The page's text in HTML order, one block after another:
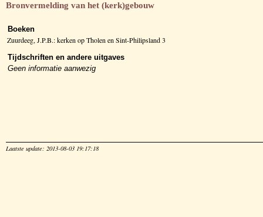
Bronvermelding van het (kerk)gebouw
Boeken
Zuurdeeg, J.P.B.: kerken op Tholen en Sint-Philipsland 3
Tijdschriften en andere uitgaves
Geen informatie aanwezig
Laatste update: 2013-08-03 19:17:18